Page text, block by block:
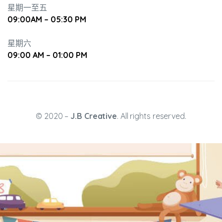
星期一至五
09:00AM – 05:30 PM
星期六
09:00 AM – 01:00 PM
© 2020 – J.B Creative. All rights reserved.